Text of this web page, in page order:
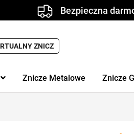
Bezpieczna
ZNICZ
Znicze Metalowe Znicze